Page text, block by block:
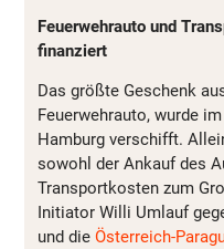
Feuerwehrauto und
finanziert
Das größte Geschenk
Feuerwehrauto, wurde
Hamburg verschifft.
sowohl der Ankauf des
Transportkosten zum
Initiator Willi Umlauf
und die Österreich-